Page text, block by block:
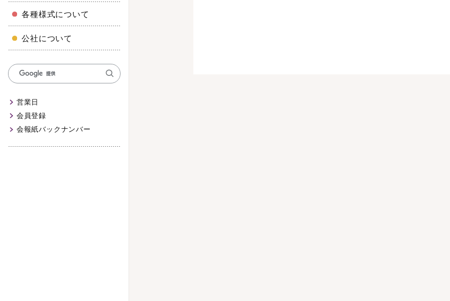
各種様式について
公社について
営業日
会員登録
会報紙バックナンバー